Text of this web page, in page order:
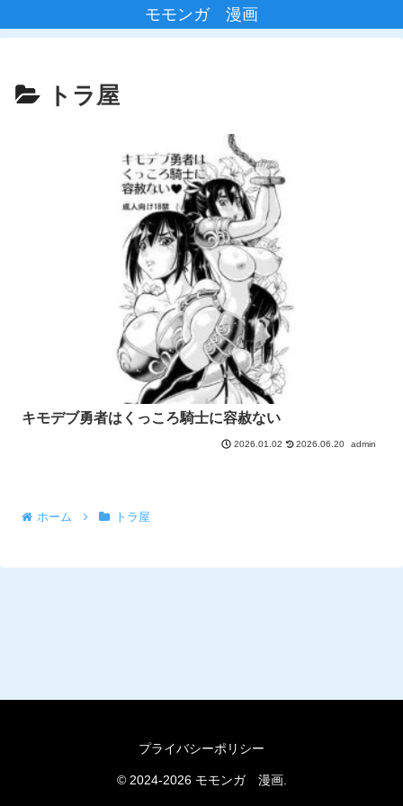
モモンガ 漫画
トラ屋
キモデブ勇者はくっころ騎士に容赦ない
2026.01.02 2026.06.20 admin
ホーム トラ屋
プライバシーポリシー
© 2024-2026 モモンガ 漫画.